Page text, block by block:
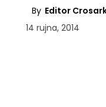
By Editor
14 rujna, 2014